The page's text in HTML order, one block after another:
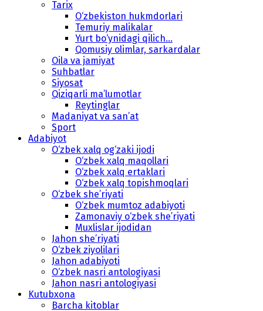
Tarix
O‘zbekiston hukmdorlari
Temuriy malikalar
Yurt bo‘ynidagi qilich...
Qomusiy olimlar, sarkardalar
Oila va jamiyat
Suhbatlar
Siyosat
Qiziqarli ma’lumotlar
Reytinglar
Madaniyat va san’at
Sport
Adabiyot
O‘zbek xalq og‘zaki ijodi
O‘zbek xalq maqollari
O‘zbek xalq ertaklari
O‘zbek xalq topishmoqlari
O‘zbek she’riyati
O‘zbek mumtoz adabiyoti
Zamonaviy o‘zbek she’riyati
Muxlislar ijodidan
Jahon she’riyati
O‘zbek ziyolilari
Jahon adabiyoti
O‘zbek nasri antologiyasi
Jahon nasri antologiyasi
Kutubxona
Barcha kitoblar